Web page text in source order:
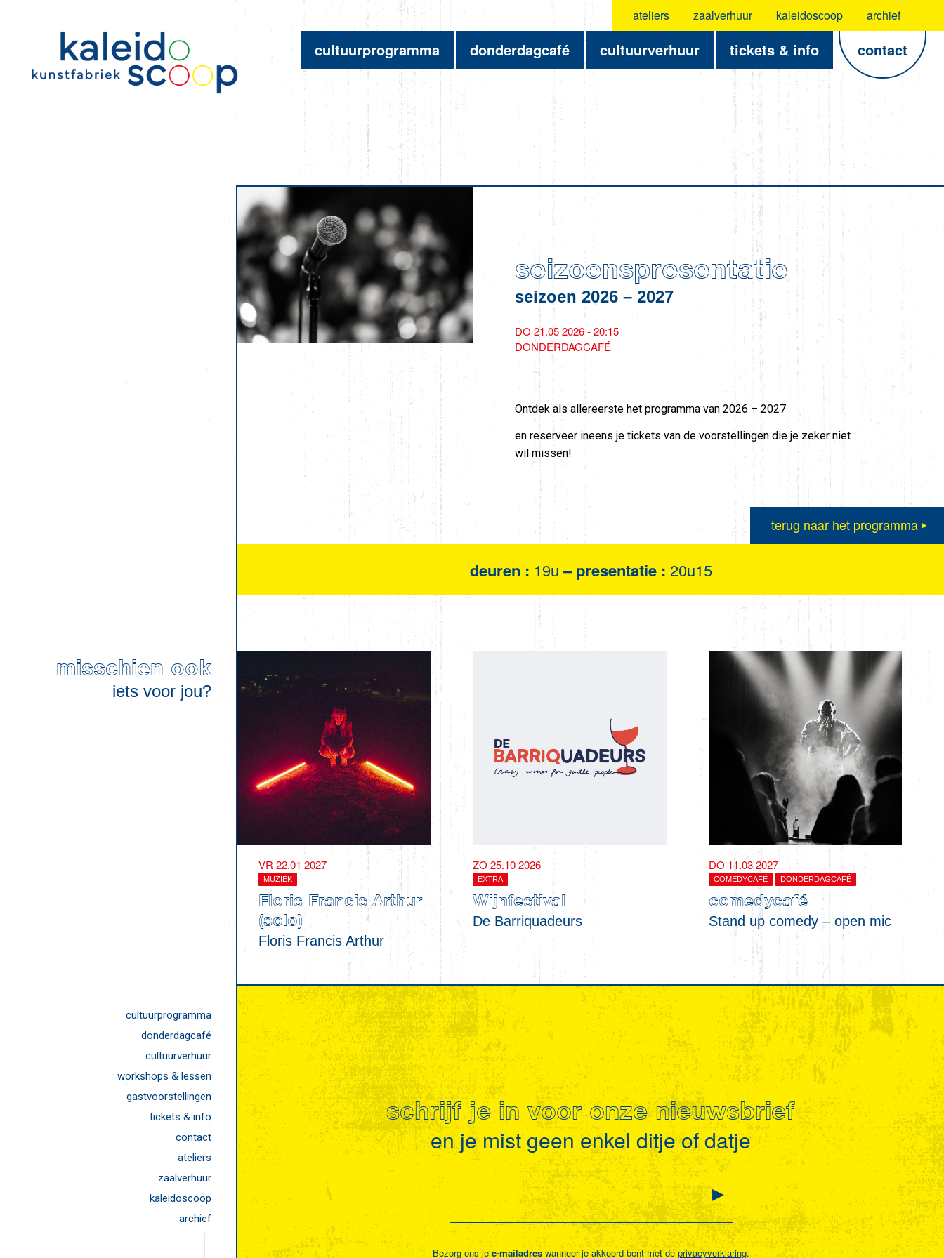
ateliers zaalverhuur kaleidoscoop archief
cultuurprogramma donderdagcafé cultuurverhuur tickets & info contact
seizoenspresentatie
seizoen 2026 – 2027
DO 21.05 2026 - 20:15
DONDERDAGCAFÉ
Ontdek als allereerste het programma van 2026 – 2027
en reserveer ineens je tickets van de voorstellingen die je zeker niet
wil missen!
terug naar het programma
deuren : 19u– presentatie : 20u15
misschien ook
iets voor jou?
VR 22.01 2027
MUZIEK
Floris Francis Arthur
(solo)
Floris Francis Arthur
ZO 25.10 2026
EXTRA
Wijnfestival
De Barriquadeurs
DO 11.03 2027
COMEDYCAFÉ DONDERDAGCAFÉ
comedycafé
Stand up comedy – open mic
cultuurprogramma
donderdagcafé
cultuurverhuur
workshops & lessen
gastvoorstellingen
tickets & info
contact
ateliers
zaalverhuur
kaleidoscoop
archief
schrijf je in voor onze nieuwsbrief
en je mist geen enkel ditje of datje
Bezorg ons je e-mailadreswanneer je akkoord bent met deprivacyverklaring.